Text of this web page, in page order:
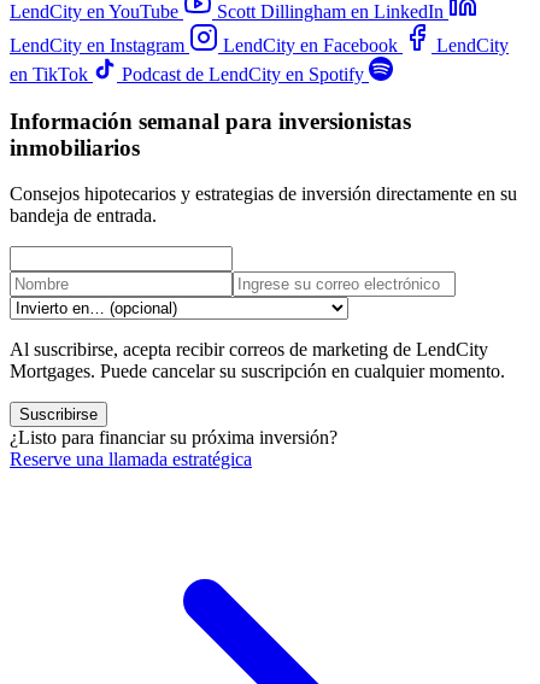
LendCity en YouTube
Scott Dillingham en LinkedIn
LendCity en Instagram
LendCity en Facebook
LendCity
en TikTok
Podcast de LendCity en Spotify
Información semanal para inversionistas
inmobiliarios
Consejos hipotecarios y estrategias de inversión directamente en su
bandeja de entrada.
Al suscribirse, acepta recibir correos de marketing de LendCity
Mortgages. Puede cancelar su suscripción en cualquier momento.
Suscribirse
¿Listo para financiar su próxima inversión?
Reserve una llamada estratégica